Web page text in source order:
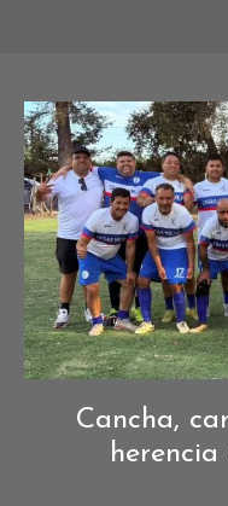
Cancha,